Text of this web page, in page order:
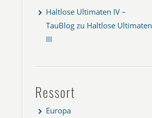
Haltlose Ultimaten IV –
TauBlog zu Haltlose Ultimaten
III
Ressort
Europa